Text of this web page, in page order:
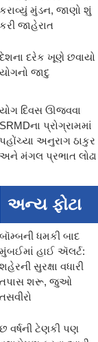
કરાવ્યું મુંડન, જાણો શું
કરી જાહેરાત
દેશના દરેક ખૂણે છવાયો
યોગનો જાદુ
યોગ દિવસ ઊજવવા
SRMDના પ્રોગ્રામમાં
પહોંચ્યા અનુરાગ ઠાકુર
અને મંગલ પ્રભાત લોઢા
અન્ય ફોટા
બૉમ્બની ધમકી બાદ
મુંબઈમાં હાઈ ઍલર્ટ:
શહેરની સુરક્ષા વધારી
તપાસ શરૂ, જુઓ
તસવીરો
છ વર્ષની ટેણકી પણ